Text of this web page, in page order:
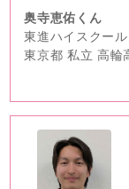
奥寺恵佑くん
東進ハイスクー
東京都 私立 高輪
no
image